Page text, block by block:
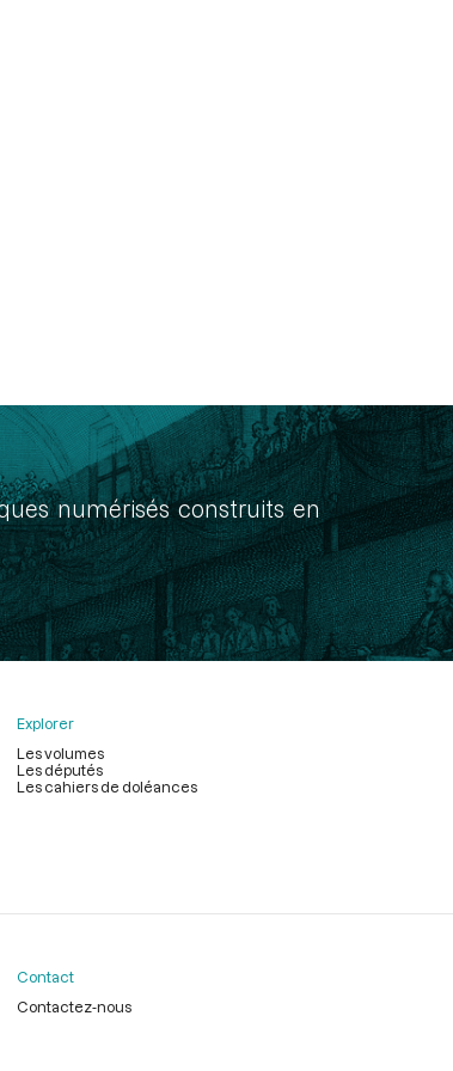
numérisés construits en
Explorer
Les volumes
Les députés
Les cahiers de doléances
Contact
Contactez-nous